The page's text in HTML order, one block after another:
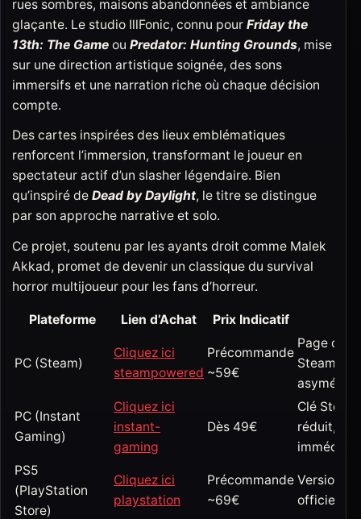
rues sombres, maisons abandonnées et ambiance
glaçante. Le studio IllFonic, connu pour Friday the
13th: The Game ou Predator: Hunting Grounds, mise
sur une direction artistique soignée, des sons
immersifs et une narration riche où chaque décision
compte.
Des cartes inspirées des lieux emblématiques
renforcent l’immersion, transformant le joueur en
spectateur actif d’un slasher légendaire. Bien
qu’inspiré de Dead by Daylight, le titre se distingue
par son approche narrative et solo.
Ce projet, soutenu par les ayants droit comme Malek
Akkad, promet de devenir un classique du survival
horror multijoueur pour les fans d’horreur.
Plateforme Lien d’Achat Prix Indicatif
PC (Steam)
Cliquez ici
steampowered
Précommande
~59€
Page
Steam,
PC (Instant
Gaming)
Cliquez ici
instant-
gaming
Dès 49€
Clé
réduit,
PS5
(PlayStation
Store)
Cliquez ici
playstation
Précommande
~69€
Version
officielle